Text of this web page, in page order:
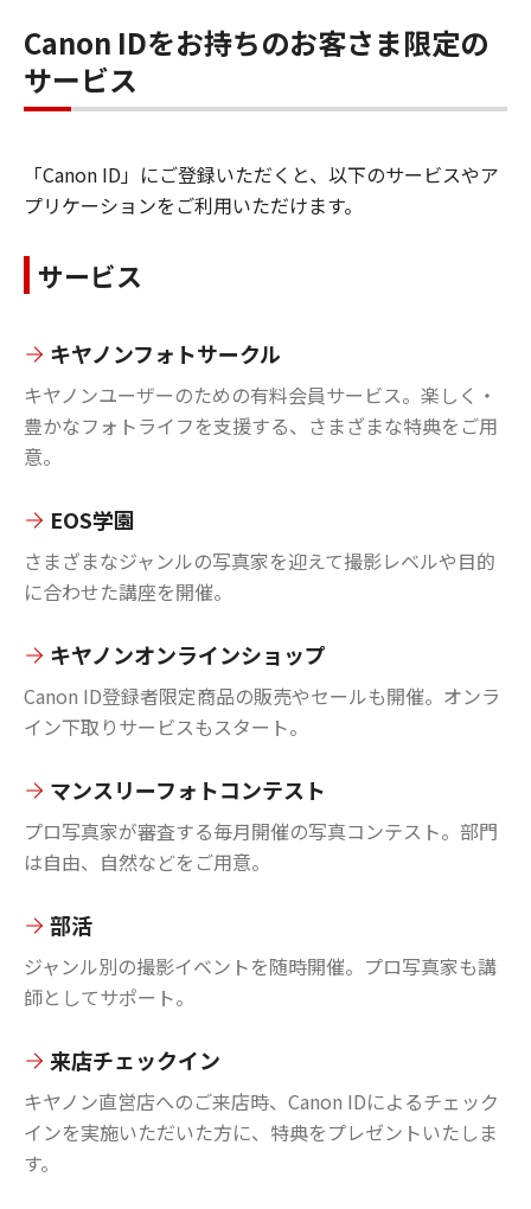
Canon IDをお持ちのお客さま限定の
サービス
「Canon ID」にご登録いただくと、以下のサービスやア
プリケーションをご利用いただけます。
サービス
キヤノンフォトサークル
キヤノンユーザーのための有料会員サービス。楽しく・
豊かなフォトライフを支援する、さまざまな特典をご用
意。
EOS学園
さまざまなジャンルの写真家を迎えて撮影レベルや目的
に合わせた講座を開催。
キヤノンオンラインショップ
Canon ID登録者限定商品の販売やセールも開催。オンラ
イン下取りサービスもスタート。
マンスリーフォトコンテスト
プロ写真家が審査する毎月開催の写真コンテスト。部門
は自由、自然などをご用意。
部活
ジャンル別の撮影イベントを随時開催。プロ写真家も講
師としてサポート。
来店チェックイン
キヤノン直営店へのご来店時、Canon IDによるチェック
インを実施いただいた方に、特典をプレゼントいたしま
す。